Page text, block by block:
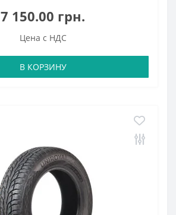
7 150.00 грн.
Цена с НДС
В КОРЗИНУ